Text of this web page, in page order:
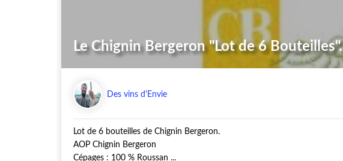
Le Chignin Bergeron "Lot de 6 Bouteilles".
Des vins d'Envie
Lot de 6 bouteilles de Chignin Bergeron.
AOP Chignin Bergeron
Cépages : 100 % Roussan ...